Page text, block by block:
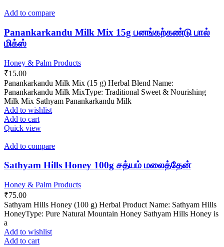
Add to compare
Panankarkandu Milk Mix 15g பனங்கற்கண்டு பால்
மிக்ஸ்
Honey & Palm Products
₹15.00
Panankarkandu Milk Mix (15 g) Herbal Blend Name:
Panankarkandu Milk MixType: Traditional Sweet & Nourishing
Milk Mix Sathyam Panankarkandu Milk
Add to wishlist
Add to cart
Quick view
Add to compare
Sathyam Hills Honey 100g சத்யம் மலைத்தேன்
Honey & Palm Products
₹75.00
Sathyam Hills Honey (100 g) Herbal Product Name: Sathyam Hills
HoneyType: Pure Natural Mountain Honey Sathyam Hills Honey is
a
Add to wishlist
Add to cart